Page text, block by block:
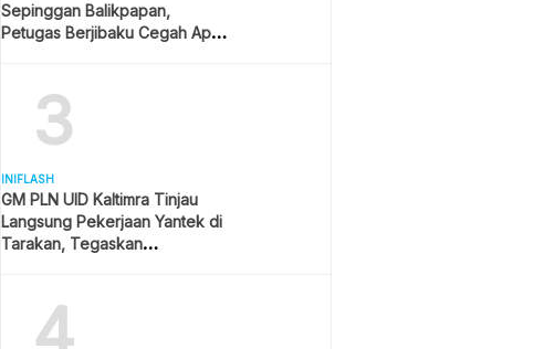
Sepinggan Balikpapan,
Petugas Berjibaku Cegah Api
3
INIFLASH
GM PLN UID Kaltimra Tinjau
Langsung Pekerjaan Yantek di
Tarakan, Tegaskan
4